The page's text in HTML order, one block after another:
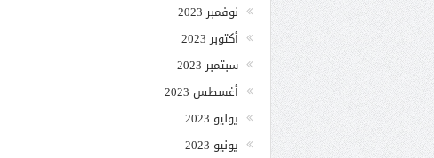
نوفمبر 2023
أكتوبر 2023
سبتمبر 2023
أغسطس 2023
يوليو 2023
يونيو 2023